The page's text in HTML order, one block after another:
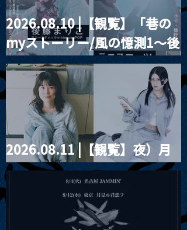
2026.08.10 |【観覧】「巷の
myストーリー/風の憶測1～後
藤まりこアコースティック
violence POPとテニスコー
ツ」
2026.08.11 |【観覧】夜）月
見ル君想フpre. Sugar Shock